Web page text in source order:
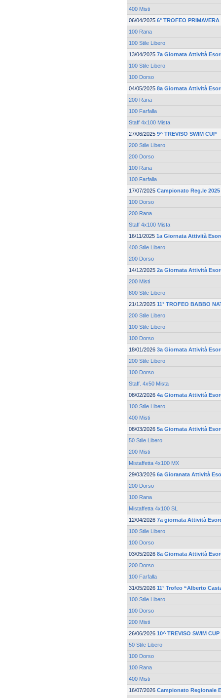
400 Misti
06/04/2025 6° TROFEO
100 Rana
100 Stile Libero
13/04/2025 7a Giornata Attività
100 Stile Libero
100 Dorso
04/05/2025 8a Giornata Attività
200 Rana
100 Farfalla
Staff 4x100 Mista
27/06/2025 9^ TREVISO SWIM CUP
200 Stile Libero
200 Dorso
100 Rana
100 Farfalla
17/07/2025 Campionato Reg.le
100 Dorso
200 Rana
Staff 4x100 Mista
16/11/2025 1a Giornata Attività
400 Stile Libero
200 Dorso
14/12/2025 2a Giornata Attività
200 Misti
800 Stile Libero
21/12/2025 11° TROFEO BABBO
200 Stile Libero
100 Stile Libero
100 Dorso
18/01/2026 3a Giornata Attività
200 Stile Libero
100 Dorso
Staff. 4x50 Mista
08/02/2026 4a Giornata Attività
100 Stile Libero
400 Misti
08/03/2026 5a Giornata Attività
50 Stile Libero
200 Misti
Mistaffetta 4x100 MX
29/03/2026 6a Gioranata Attività
200 Dorso
100 Rana
Mistaffetta 4x100 SL
12/04/2026 7a giornata Attività
100 Stile Libero
100 Dorso
03/05/2026 8a Giornata Attività
200 Dorso
100 Farfalla
31/05/2026 11° Trofeo “Alberto
100 Stile Libero
100 Dorso
200 Misti
26/06/2026 10^ TREVISO SWIM CUP
50 Stile Libero
100 Dorso
100 Rana
400 Misti
16/07/2026 Campionato Regionale